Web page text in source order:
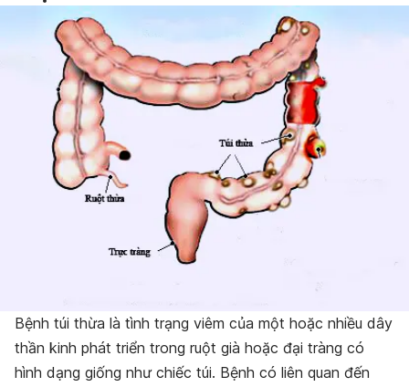
Bệnh túi thừa là tình trạng viêm của một hoặc nhiều dây
thần kinh phát triển trong ruột già hoặc đại tràng có
hình dạng giống như chiếc túi. Bệnh có liên quan đến